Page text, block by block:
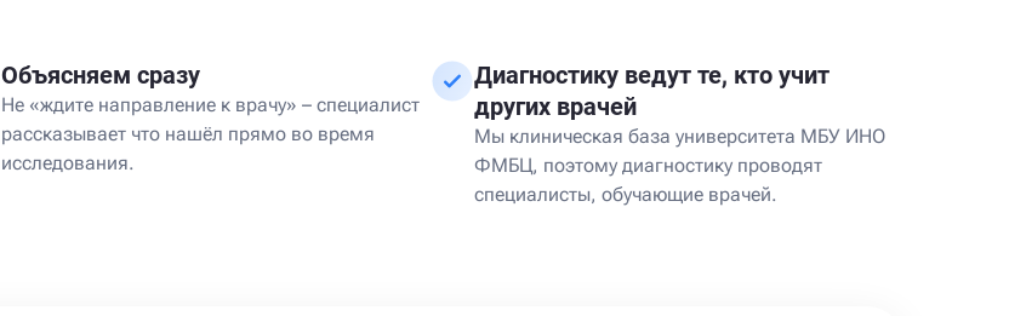
Объясняем сразу
Не «ждите направление к врачу» – специалист
рассказывает что нашёл прямо во время
исследования.
Диагностику ведут те, кто учит
других врачей
Мы клиническая база университета МБУ ИНО
ФМБЦ, поэтому диагностику проводят
специалисты, обучающие врачей.